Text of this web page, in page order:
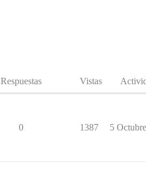
Respuestas Vistas
0 1387 5